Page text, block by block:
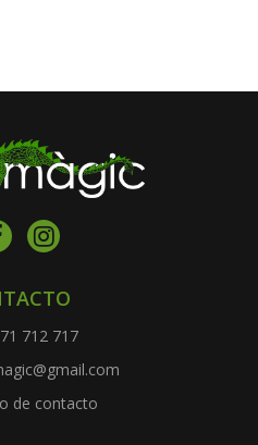
712 717
de contacto